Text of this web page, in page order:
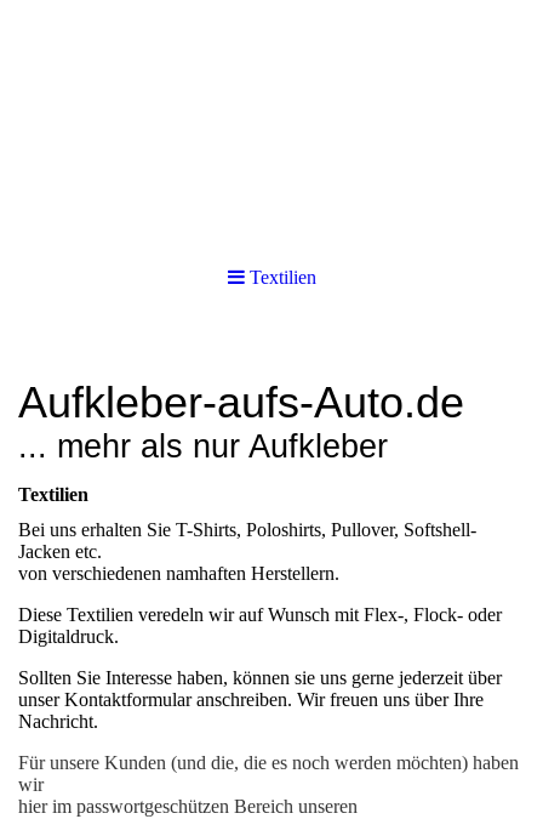
Textilien
Aufkleber-aufs-Auto.de
... mehr als nur Aufkleber
Textilien
Bei uns erhalten Sie T-Shirts, Poloshirts, Pullover, Softshell-
Jacken etc.
von verschiedenen namhaften Herstellern.
Diese Textilien veredeln wir auf Wunsch mit Flex-, Flock- oder
Digitaldruck.
Sollten Sie Interesse haben, können sie uns gerne jederzeit über
unser Kontaktformular anschreiben. Wir freuen uns über Ihre
Nachricht.
Für unsere Kunden (und die, die es noch werden möchten) haben
wir
hier im passwortgeschützen Bereich unseren